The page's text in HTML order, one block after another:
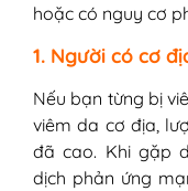
hoặc có nguy cơ
1. Người có cơ
Nếu bạn từng bị
viêm da cơ địa,
đã cao. Khi gặp
dịch phản ứng